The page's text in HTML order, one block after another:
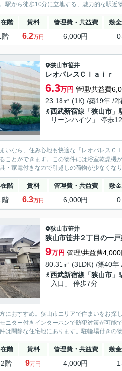
駅から徒歩10分に立地する、魅力的な駅
階 賃料 管理費・共益費 敷
階 6.2万円 6,000円 0
狭山市笹井
レオパレスＣｌａｉｒ
6.3万円 管理/共益費
23.18㎡ (1K) /築19年 /2
西武新宿線 「狭山市
リーンハイツ」 停歩
いなら、住み心地も快適な「レオパレスＣ
ことができます。この物件には浴室乾燥機
・家電付きなので引越しの荷物が少なくな
階 賃料 管理費・共益費 敷
階 6.3万円 6,000円 0
狭山市笹井
狭山市笹井２丁目の一戸
9万円 管理/共益費4,000
80.31㎡ (3LDK) /築40年
西武新宿線 「狭山市
入口」 停歩7分
におすすめ。狭山市エリアで住まいをお探
ニター付きインターホンで防犯対策が可能
は閑静な住宅地にあります。駐輪場付き
階 賃料 管理費・共益費 敷
階 9万円 4,000円 1